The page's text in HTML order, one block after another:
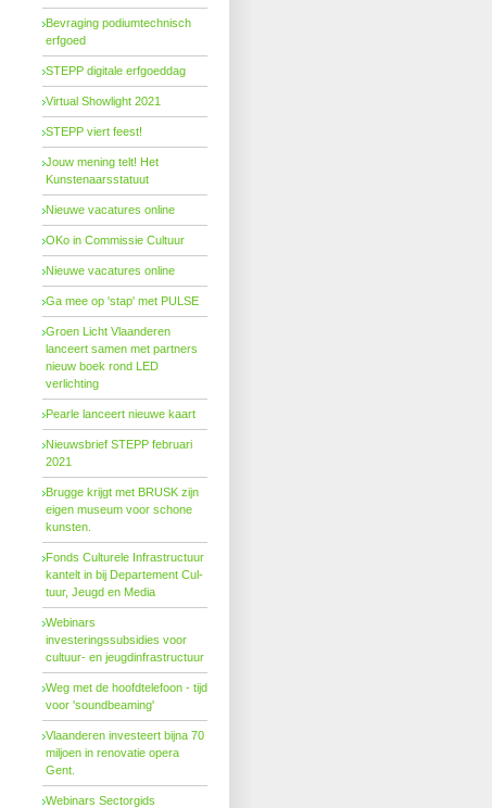
Bevraging podiumtechnisch
erfgoed
STEPP digitale erfgoeddag
Virtual Showlight 2021
STEPP viert feest!
Jouw mening telt! Het
Kunstenaarsstatuut
Nieuwe vacatures online
OKo in Commissie Cultuur
Nieuwe vacatures online
Ga mee op 'stap' met PULSE
Groen Licht Vlaanderen
lanceert samen met partners
nieuw boek rond LED
verlichting
Pearle lanceert nieuwe kaart
Nieuwsbrief STEPP februari
2021
Brugge krijgt met BRUSK zijn
eigen museum voor schone
kunsten.
Fonds Cul­tu­re­le In­fra­struc­tuur
kan­telt in bij De­par­te­ment Cul­
tuur, Jeugd en Me­dia
Webinars
investeringssubsidies voor
cultuur- en jeugdinfrastructuur
Weg met de hoofdtelefoon - tijd
voor 'soundbeaming'
Vlaanderen investeert bijna 70
miljoen in renovatie opera
Gent.
Webinars Sectorgids